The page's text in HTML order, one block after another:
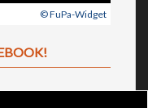
© FuPa-Widget